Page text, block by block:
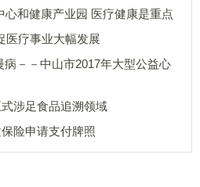
心和健康产业园 医疗健康是重点
医疗事业大幅发展
－－中山市2017年大型公益心
涉足食品追溯领域
险申请支付牌照